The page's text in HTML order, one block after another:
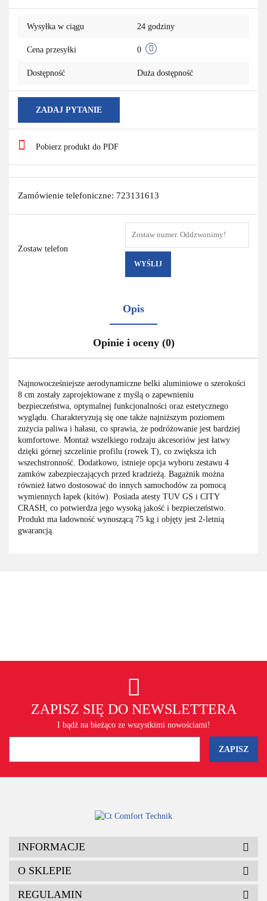
Wysyłka w ciągu 24 godziny
Cena przesyłki 0
Dostępność Duża dostępność
ZADAJ PYTANIE
Pobierz produkt do PDF
Zamówienie telefoniczne: 723131613
Zostaw telefon
WYŚLIJ
Opis
Opinie i oceny (0)
Najnowocześniejsze aerodynamiczne belki aluminiowe o szerokości
8 cm zostały zaprojektowane z myślą o zapewnieniu
bezpieczeństwa, optymalnej funkcjonalności oraz estetycznego
wyglądu. Charakteryzują się one także najniższym poziomem
zużycia paliwa i hałasu, co sprawia, że podróżowanie jest bardziej
komfortowe. Montaż wszelkiego rodzaju akcesoriów jest łatwy
dzięki górnej szczelinie profilu (rowek T), co zwiększa ich
wszechstronność. Dodatkowo, istnieje opcja wyboru zestawu 4
zamków zabezpieczających przed kradzieżą. Bagażnik można
również łatwo dostosować do innych samochodów za pomocą
wymiennych łapek (kitów). Posiada atesty TUV GS i CITY
CRASH, co potwierdza jego wysoką jakość i bezpieczeństwo.
Produkt ma ładowność wynoszącą 75 kg i objęty jest 2-letnią
gwarancją.
ZAPISZ SIĘ DO NEWSLETTERA
I bądź na bieżąco ze wszystkimi nowościami!
INFORMACJE
O SKLEPIE
REGULAMIN